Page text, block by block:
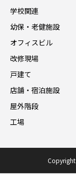
学校関連
幼保・老健施設
オフィスビル
改修現場
戸建て
店舗・宿泊施設
屋外階段
工場
Copyright